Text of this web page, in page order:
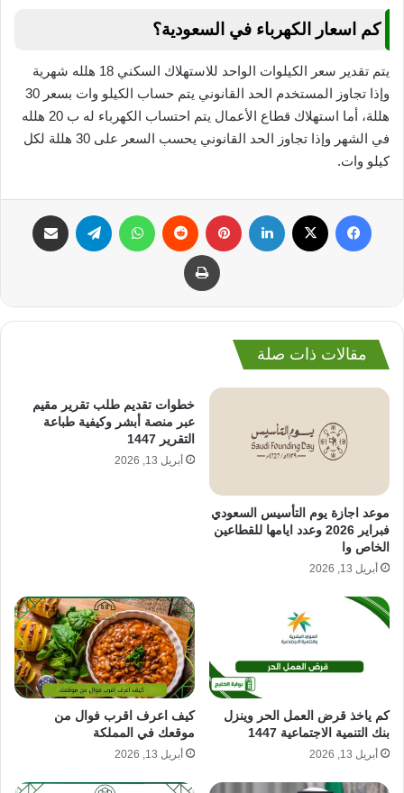
كم اسعار الكهرباء في السعودية؟
يتم تقدير سعر الكيلوات الواحد للاستهلاك السكني 18 هلله شهرية
وإذا تجاوز المستخدم الحد القانوني يتم حساب الكيلو وات بسعر 30
هللة، أما استهلاك قطاع الأعمال يتم احتساب الكهرباء له ب 20 هلله
في الشهر وإذا تجاوز الحد القانوني يحسب السعر على 30 هللة لكل
كيلو وات.
فيسبوك لينكدإن بينتيريست واتساب تيلقرام
طباعة
مقالات ذات صلة
موعد اجازة يوم التأسيس السعودي
فبراير 2026 وعدد ايامها للقطاعين
الخاص وا
أبريل 13, 2026
خطوات تقديم طلب تقرير مقيم
عبر منصة أبشر وكيفية طباعة
التقرير 1447
أبريل 13, 2026
كم ياخذ قرض العمل الحر وينزل
بنك التنمية الاجتماعية 1447
أبريل 13, 2026
كيف اعرف اقرب فوال من
موقعك في المملكة
أبريل 13, 2026